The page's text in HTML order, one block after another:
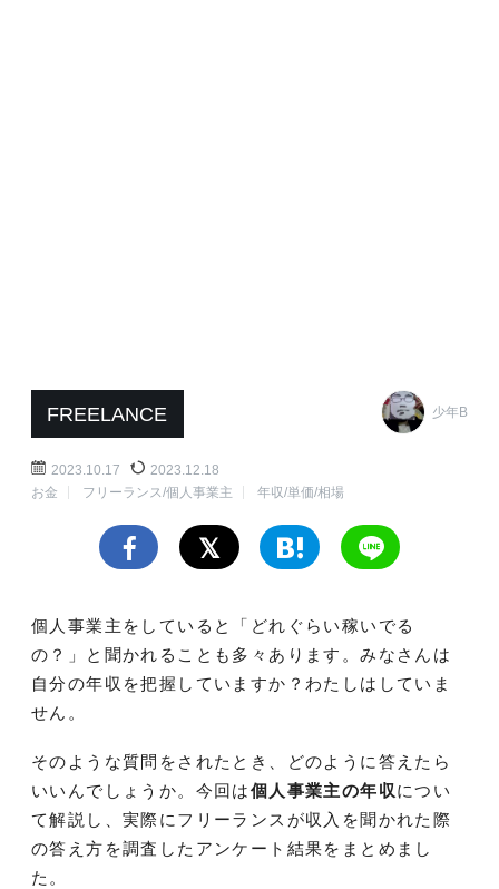
FREELANCE 少年B
2023.10.17
2023.12.18
お金
フリーランス/個人事業主 年収/単価/相場
個人事業主をしていると「どれぐらい稼いでる
の？」と聞かれることも多々あります。みなさんは
自分の年収を把握していますか？わたしはしていま
せん。
そのような質問をされたとき、どのように答えたら
いいんでしょうか。今回は個人事業主の年収につい
て解説し、実際にフリーランスが収入を聞かれた際
の答え方を調査したアンケート結果をまとめまし
た。